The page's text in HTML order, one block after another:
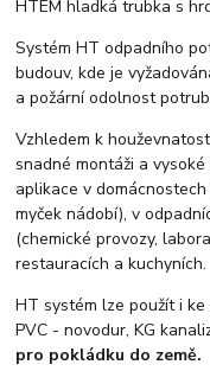
HTEM hladká trubka s
Systém HT odpadního
budouv, kde je
a požární odolnost
Vzhledem k
snadné montáži a
aplikace v
myček nádobí), v
(chemické provozy,
restauracích a kuchyních.
HT systém lze použít i
PVC - novodur, KG
pro pokládku do země.